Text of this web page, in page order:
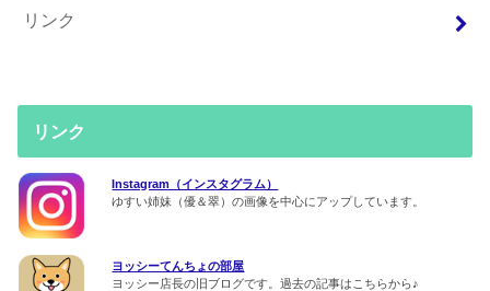
リンク
リンク
Instagram（インスタグラム）
ゆすい姉妹（優＆翠）の画像を中心にアップしています。
ヨッシーてんちょの部屋
ヨッシー店長の旧ブログです。過去の記事はこちらから♪